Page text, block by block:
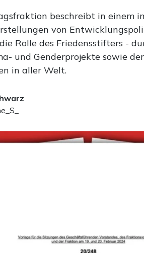
beschreibt in einem
von
Rolle des Friedensstifters -
und Genderprojekte sowie
in aller Welt.